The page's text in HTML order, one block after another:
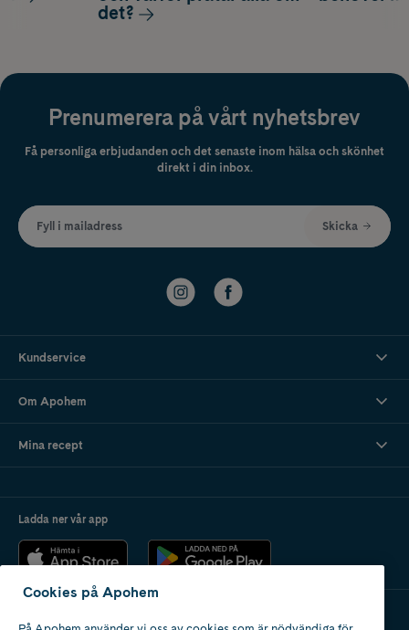
det?
Prenumerera på vårt nyhetsbrev
Få personliga erbjudanden och det senaste inom hälsa och skönhet
direkt i din inbox.
Fyll i mailadress Skicka
Kundservice
Om Apohem
Mina recept
Ladda ner vår app
Cookies på Apohem